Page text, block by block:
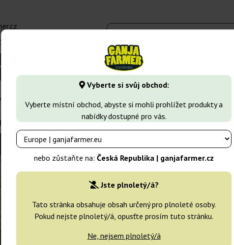
Vyberte si svůj obchod:
Vyberte místní obchod, abyste si mohli prohlížet produkty a
nabídky dostupné pro vás.
nebo zůstaňte na: Česká Republika | ganjafarmer.cz
Jste plnoletý/á?
Tato stránka obsahuje obsah určený pro plnoleté osoby.
Pokud nejste plnoletý/á, opusťte prosím tuto stránku.
Ne, nejsem plnoletý/á
- 16:00
Druhy marihuany
Seeds
Green House Seeds
3 semena
Odeslání do 3-7
25%